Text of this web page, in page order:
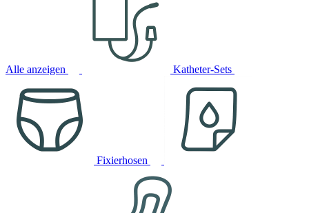
Alle anzeigen Katheter-Sets
Fixierhosen